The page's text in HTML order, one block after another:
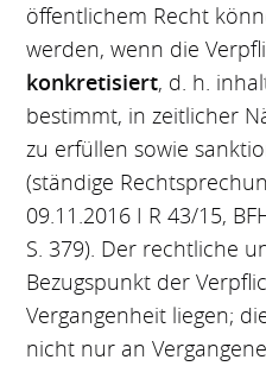
öffentlichem Recht
werden, wenn die
konkretisiert, d. h.
bestimmt, in zeitlicher
zu erfüllen sowie
(ständige
09.11.2016 I R 43/15,
S. 379). Der rechtliche
Bezugspunkt der
Vergangenheit liegen;
nicht nur an